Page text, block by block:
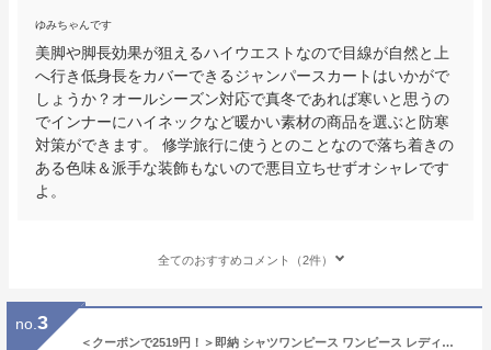
ゆみちゃんです
美脚や脚長効果が狙えるハイウエストなので目線が自然と上
へ行き低身長をカバーできるジャンパースカートはいかがで
しょうか？オールシーズン対応で真冬であれば寒いと思うの
でインナーにハイネックなど暖かい素材の商品を選ぶと防寒
対策ができます。 修学旅行に使うとのことなので落ち着きの
ある色味＆派手な装飾もないので悪目立ちせずオシャレです
よ。
全てのおすすめコメント（2件）
no. 3
＜クーポンで2519円！＞即納 シャツワンピース ワンピース レディース 羽織り ロング 春 秋 長袖 マキシ 大人 大きいサイズ ブラウン aライン 夏 麻 シャツ ロング丈 きれいめ 低身長 カーキ カジュアル とろみ素材 ゆったり 2way コットン マキシ丈 無地 送料無料 秋服